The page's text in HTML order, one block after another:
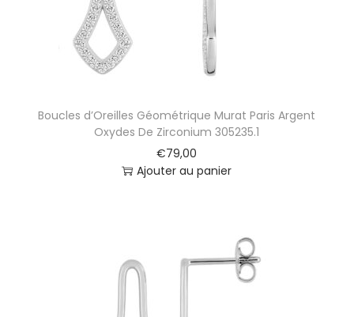
Boucles d’Oreilles Géométrique Murat Paris Argent
Oxydes De Zirconium 305235.1
€79,00
Ajouter au panier